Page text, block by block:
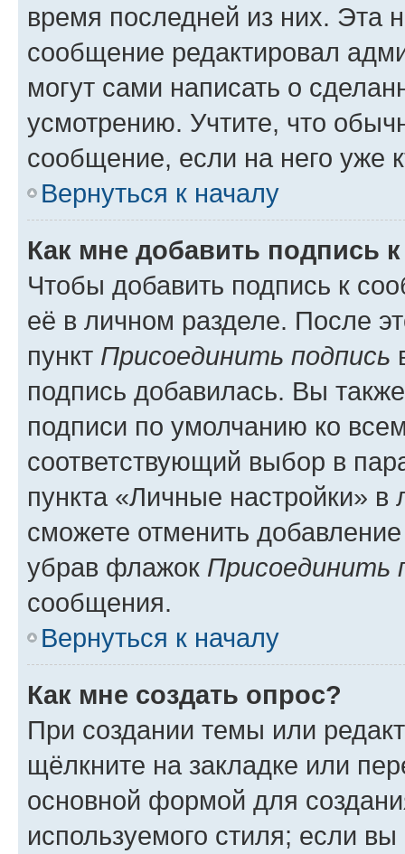
время последней из них. Эта
сообщение редактировал
могут сами написать о
усмотрению. Учтите, что
сообщение, если на него уже
Вернуться к началу
Как мне добавить подпись
Чтобы добавить подпись к
её в личном разделе. После
пункт Присоединить подпись
подпись добавилась. Вы
подписи по умолчанию ко
соответствующий выбор в
пункта «Личные настройки»
сможете отменить
убрав флажок Присоединить
сообщения.
Вернуться к началу
Как мне создать опрос?
При создании темы или
щёлкните на закладке или
основной формой для
используемого стиля; если